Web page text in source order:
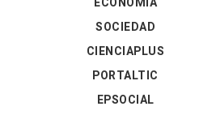
SOCIEDAD
CIENCIAPLUS
PORTALTIC
EPSOCIAL